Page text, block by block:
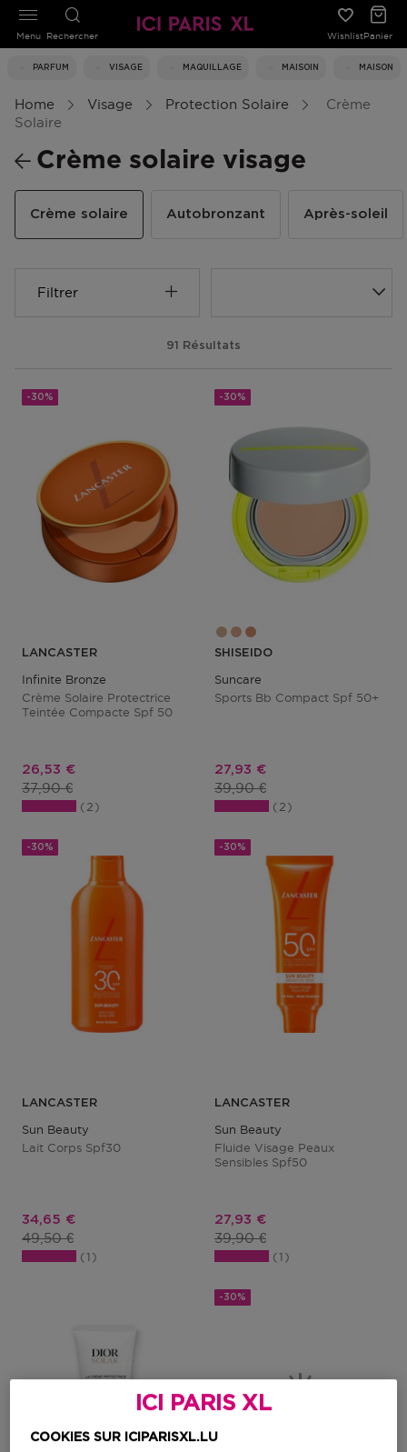
Rechercher WishlistPanier
PARFUM VISAGE MAQUILLAGE MAISOIN MAISON
Menu
Home Visage Protection Solaire
Crème
Solaire
Crème solaire visage
Crème solaire Autobronzant Après-soleil
Filtrer
91 Résultats
-30%
LANCASTER
Infinite Bronze
Crème Solaire Protectrice
Teintée Compacte Spf 50
Prix promotionnel
26,53 €
Prix du produit
37,90 €
2
-30%
SHISEIDO
Suncare
Sports Bb Compact Spf 50+
Prix promotionnel
27,93 €
Prix du produit
39,90 €
2
-30%
LANCASTER
Sun Beauty
Lait Corps Spf30
Prix promotionnel
34,65 €
Prix du produit
49,50 €
1
-30%
LANCASTER
Sun Beauty
Fluide Visage Peaux
Sensibles Spf50
Prix promotionnel
27,93 €
Prix du produit
39,90 €
1
-30%
ICI PARIS XL
COOKIES SUR ICIPARISXL.LU